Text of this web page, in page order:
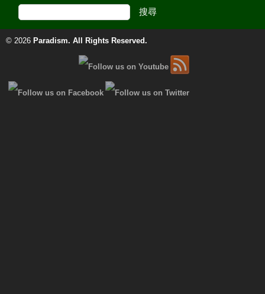
© 2026 Paradism. All Rights Reserved.